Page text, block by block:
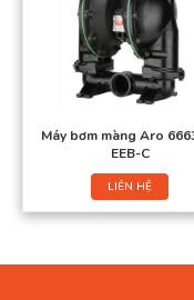
Máy bơm màng Aro
EEB-C
LIÊN HỆ